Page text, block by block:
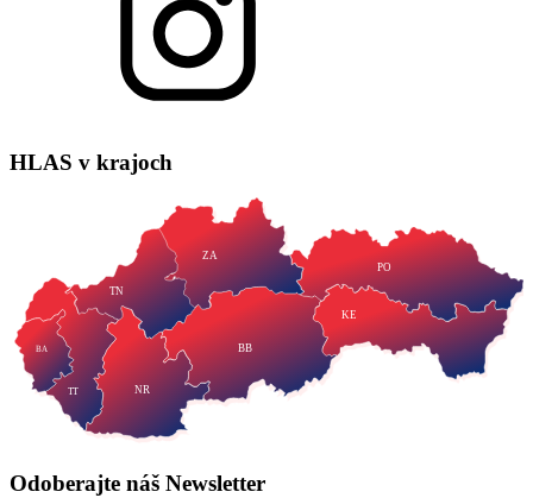
HLAS v krajoch
TT NR
TN
ZA
BB
PO
KE
BA
Odoberajte náš Newsletter